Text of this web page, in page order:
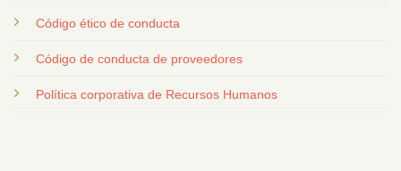
Código ético de conducta
Código de conducta de proveedores
Política corporativa de Recursos Humanos